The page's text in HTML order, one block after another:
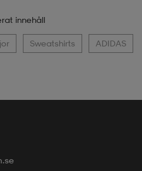
innehåll
Sweatshirts ADIDAS